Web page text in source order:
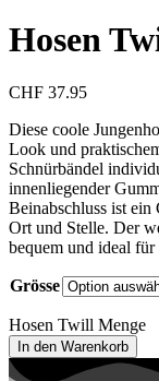
Hosen
CHF 37.95
Diese coole
Look und
Schnürbändel
innenliegender
Beinabschluss ist ein
Ort und Stelle. Der
bequem und ideal
Grösse
Hosen Twill Menge
In den Warenkorb